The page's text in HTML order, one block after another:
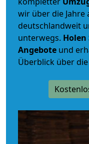
wir über die
deutschlandweit
unterwegs. Holen
Angebote und
Überblick über